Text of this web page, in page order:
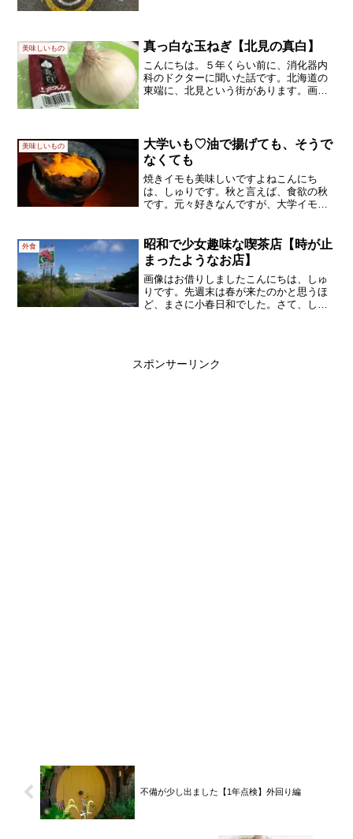
てきました(#...
美味しいもの 真っ白な玉ねぎ【北見の真白】
こんにちは。５年くらい前に、消化器内
科のドクターに聞いた話です。北海道の
東端に、北見という街があります。画像
うと自宅で焼肉パーティー(...
美味しいもの
大学いも♡油で揚げても、そうで
なくても
焼きイモも美味しいですよねこんにち
は、しゅりです。秋と言えば、食欲の秋
です。元々好きなんですが、大学イモが
敵な作品を遺された沢村貞子さんも、大
学イモを献立に加えています...
外食
昭和で少女趣味な喫茶店【時が止
まったようなお店】
画像はお借りしましたこんにちは、しゅ
りです。先週末は春が来たのかと思うほ
ど、まさに小春日和でした。さて、しば
スポンサーリンク
不備が少し出ました【1年点検】外回り編